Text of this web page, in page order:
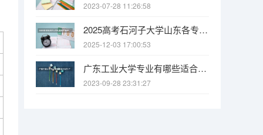
2023-07-28 11:26:58
2025高考石河子大学山东各专业招生人数（2026参考）
2025-12-03 17:00:53
广东工业大学专业有哪些适合女生 广东工业大学专业推荐
2023-09-28 23:31:27